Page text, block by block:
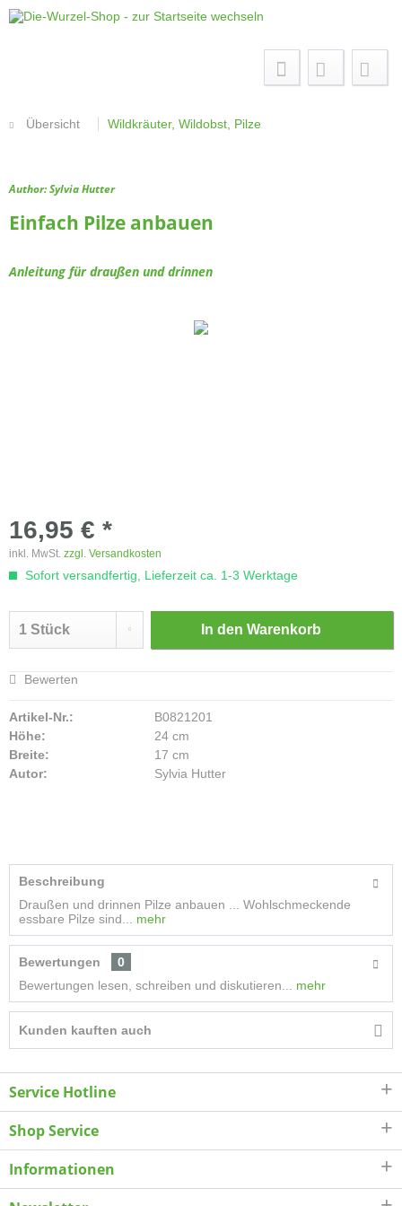
Übersicht Wildkräuter, Wildobst, Pilze
Author: Sylvia Hutter
Einfach Pilze anbauen
Anleitung für draußen und drinnen
16,95 € *
inkl. MwSt. zzgl. Versandkosten
Sofort versandfertig, Lieferzeit ca. 1-3 Werktage
In den Warenkorb
Bewerten
Artikel-Nr.:
B0821201
Höhe:
24 cm
Breite:
17 cm
Autor:
Sylvia Hutter
Beschreibung
Draußen und drinnen Pilze anbauen ... Wohlschmeckende
essbare Pilze sind...
mehr
Bewertungen
0
Bewertungen lesen, schreiben und diskutieren...
mehr
Kunden kauften auch
Service Hotline
Shop Service
Informationen